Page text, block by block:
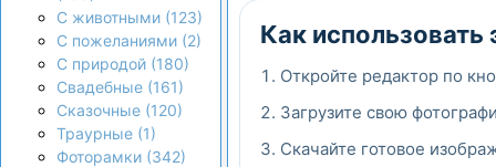
С животными (123)
С пожеланиями (2)
С природой (180)
Свадебные (161)
Сказочные (120)
Траурные (1)
Фоторамки (342)
Как использовать
Откройте редактор по
Загрузите свою
Скачайте готовое